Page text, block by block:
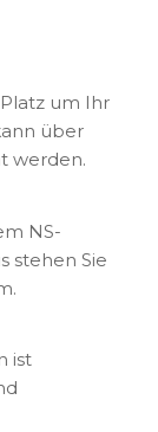
um Ihr
über
werden.
NS-
stehen Sie
ist